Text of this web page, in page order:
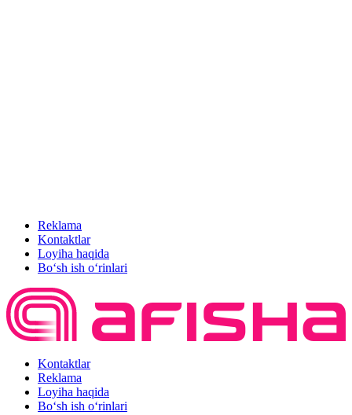
Reklama
Kontaktlar
Loyiha haqida
Bo‘sh ish o‘rinlari
Kontaktlar
Reklama
Loyiha haqida
Bo‘sh ish o‘rinlari